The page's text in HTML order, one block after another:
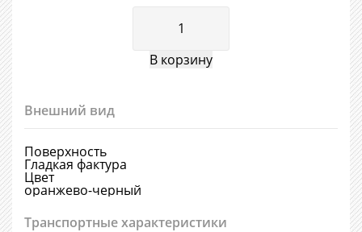
Внешний вид
Поверхность
Гладкая фактура
Цвет
оранжево-черный
Транспортные характеристики